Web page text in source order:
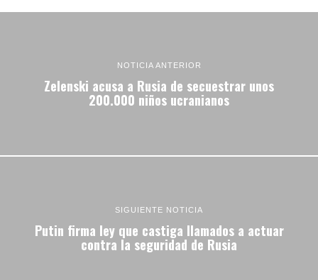
NOTICIA ANTERIOR
Zelenski acusa a Rusia de secuestrar unos
200.000 niños ucranianos
SIGUIENTE NOTICIA
Putin firma ley que castiga llamados a actuar
contra la seguridad de Rusia